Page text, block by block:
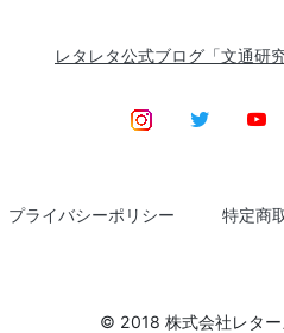
レタレタ公式ブログ「文通研
プライバシーポリシー
特定商
© 2018 株式会社レター